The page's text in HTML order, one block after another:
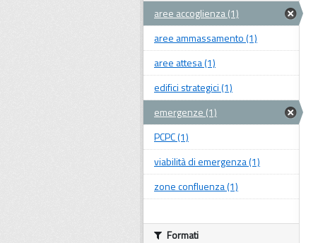
aree accoglienza (1)
aree ammassamento (1)
aree attesa (1)
edifici strategici (1)
emergenze (1)
PCPC (1)
viabilità di emergenza (1)
zone confluenza (1)
Formati